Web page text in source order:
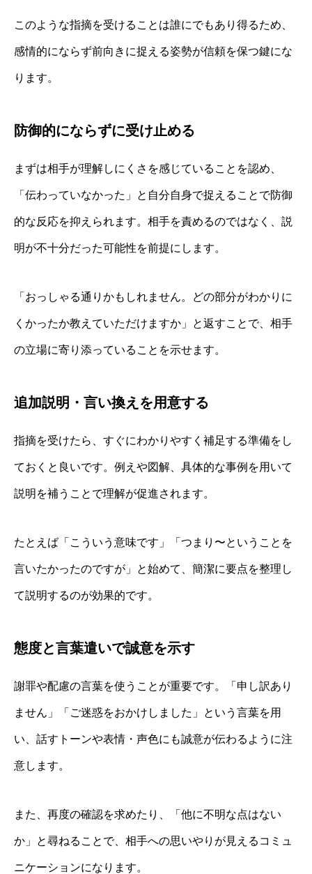
このような指摘を受けることは誰にでもあり得るため、
感情的にならず前向きに捉える姿勢が信頼を保つ鍵にな
ります。
防御的にならずに受け止める
まずは相手が理解しにくさを感じていることを認め、
「伝わっていなかった」と自分自身で捉えることで防御
的な反応を抑えられます。相手を責めるのではなく、説
明が不十分だった可能性を前提にします。
「おっしゃる通りかもしれません。どの部分がわかりに
くかったか教えていただけますか」と返すことで、相手
の立場に寄り添っていることを示せます。
追加説明・言い換えを用意する
指摘を受けたら、すぐにわかりやすく補足する準備をし
ておくと良いです。例えや図解、具体的な事例を用いて
説明を補うことで理解が促進されます。
たとえば「こういう意味です」「つまり〜ということを
言いたかったのですが」と始めて、簡潔に要点を整理し
て説明するのが効果的です。
態度と言葉遣いで誠意を示す
謝罪や配慮の言葉を使うことが重要です。「申し訳あり
ません」「ご迷惑をおかけしました」という言葉を用
い、話すトーンや表情・声色にも誠意が伝わるように注
意します。
また、再度の確認を求めたり、「他に不明な点はない
か」と尋ねることで、相手への思いやりが見えるコミュ
ニケーションになります。